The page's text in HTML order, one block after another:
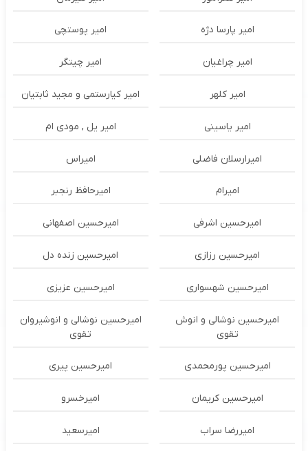
امیر پارسا دژه امیر پوستچی
امیر چراغیان امیر چیتگر
امیر کلهر امیر کیارستمی و مجید ثابتیان
امیر یاسینی امیر یل , مودی ام
امیرارسلان فاضلی امیراس
امیرام امیرحافظ رنجبر
امیرحسین اشرفی امیرحسین اصفهانی
امیرحسین رزازی امیرحسین زنده دل
امیرحسین شهسواری امیرحسین عزیزی
امیرحسین نوشالی و انوش
تقوی
امیرحسین نوشالی و انوشیروان
تقوی
امیرحسین پورمحمدی امیرحسین پیری
امیرحسین کریمان امیرخسرو
امیررضا سراب امیرسعید